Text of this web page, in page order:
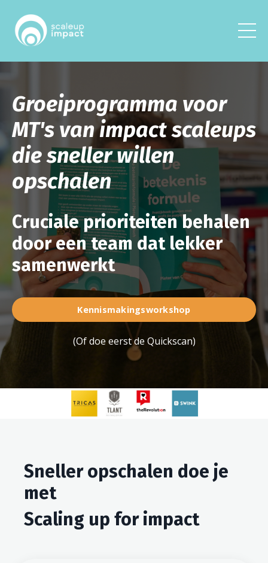
Groeiprogramma voor
MT's van impact scaleups
die sneller willen
opschalen
Cruciale prioriteiten behalen
door een team dat lekker
samenwerkt
Kennismakingsworkshop
(Of doe eerst de Quickscan)
Sneller opschalen doe je
met
Scaling up for impact